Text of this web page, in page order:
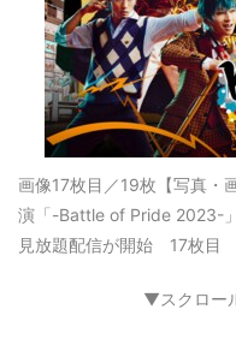
画像17枚目／19枚 【写真
演「-Battle of Pride 2023-
見放題配信が開始 17枚目
▼スクロー